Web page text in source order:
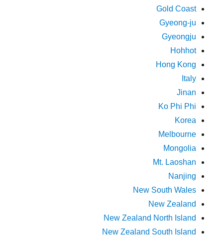
Gold Coast
Gyeong-ju
Gyeongju
Hohhot
Hong Kong
Italy
Jinan
Ko Phi Phi
Korea
Melbourne
Mongolia
Mt. Laoshan
Nanjing
New South Wales
New Zealand
New Zealand North Island
New Zealand South Island